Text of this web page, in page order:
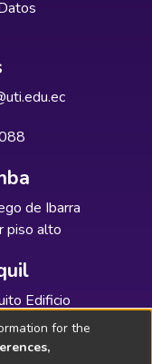
de Ibarra
piso alto
Edificio
baja
for the